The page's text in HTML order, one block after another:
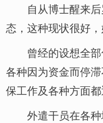
自从博士醒来
态，这种现状很好，
曾经的设想全
各种因为资金而停
保工作及各种方面都
外遣干员在各